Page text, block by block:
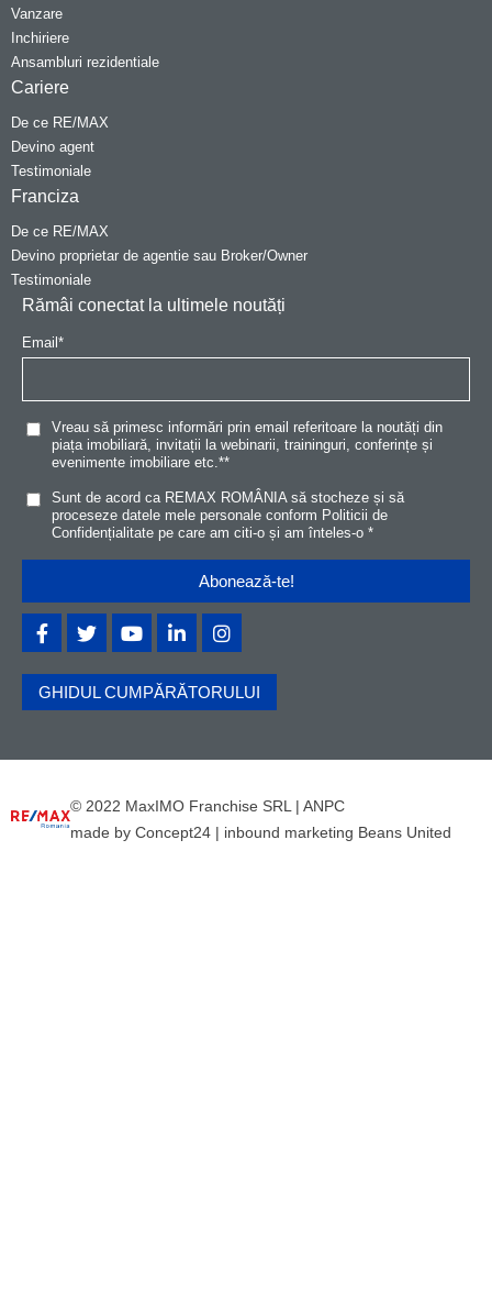
Vanzare
Inchiriere
Ansambluri rezidentiale
Cariere
De ce RE/MAX
Devino agent
Testimoniale
Franciza
De ce RE/MAX
Devino proprietar de agentie sau Broker/Owner
Testimoniale
Rămâi conectat la ultimele noutăți
Email *
Vreau să primesc informări prin email referitoare la noutăți din
piața imobiliară, invitații la webinarii, traininguri, conferințe și
evenimente imobiliare etc.**
Sunt de acord ca REMAX ROMÂNIA să stocheze și să
proceseze datele mele personale conform Politicii de
Confidențialitate pe care am citi-o și am înteles-o *
GHIDUL CUMPĂRĂTORULUI
© 2022 MaxIMO Franchise SRL | ANPC
made by Concept24| inbound marketing Beans United